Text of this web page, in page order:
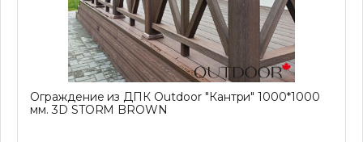
Ограждение из ДПК Outdoor "Кантри" 1000*1000
мм. 3D STORM BROWN